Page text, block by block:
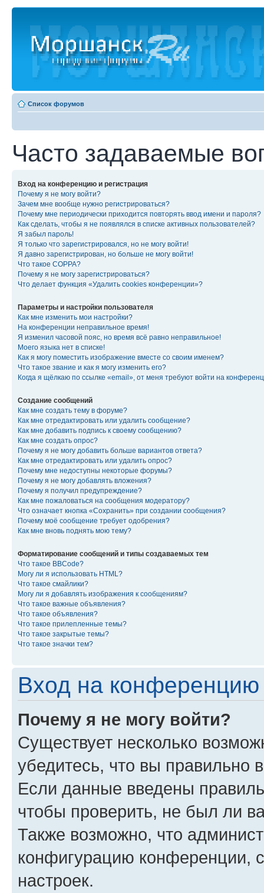
Список форумов
Часто задаваемые
Вход на конференцию и регистрация
Почему я не могу войти?
Зачем мне вообще нужно регистрироваться?
Почему мне периодически приходится повторять ввод имени и пароля?
Как сделать, чтобы я не появлялся в списке активных пользователей?
Я забыл пароль!
Я только что зарегистрировался, но не могу войти!
Я давно зарегистрирован, но больше не могу войти!
Что такое COPPA?
Почему я не могу зарегистрироваться?
Что делает функция «Удалить cookies конференции»?
Параметры и настройки пользователя
Как мне изменить мои настройки?
На конференции неправильное время!
Я изменил часовой пояс, но время всё равно неправильное!
Моего языка нет в списке!
Как я могу поместить изображение вместе со своим именем?
Что такое звание и как я могу изменить его?
Когда я щёлкаю по ссылке «email», от меня требуют войти на
Создание сообщений
Как мне создать тему в форуме?
Как мне отредактировать или удалить сообщение?
Как мне добавить подпись к своему сообщению?
Как мне создать опрос?
Почему я не могу добавить больше вариантов ответа?
Как мне отредактировать или удалить опрос?
Почему мне недоступны некоторые форумы?
Почему я не могу добавлять вложения?
Почему я получил предупреждение?
Как мне пожаловаться на сообщения модератору?
Что означает кнопка «Сохранить» при создании сообщения?
Почему моё сообщение требует одобрения?
Как мне вновь поднять мою тему?
Форматирование сообщений и типы создаваемых тем
Что такое BBCode?
Могу ли я использовать HTML?
Что такое смайлики?
Могу ли я добавлять изображения к сообщениям?
Что такое важные объявления?
Что такое объявления?
Что такое прилепленные темы?
Что такое закрытые темы?
Что такое значки тем?
Вход на конференцию
Почему я не могу войти?
Существует несколько
убедитесь, что вы правильно
Если данные введены
чтобы проверить, не был ли
Также возможно, что
конфигурацию конференции,
настроек.